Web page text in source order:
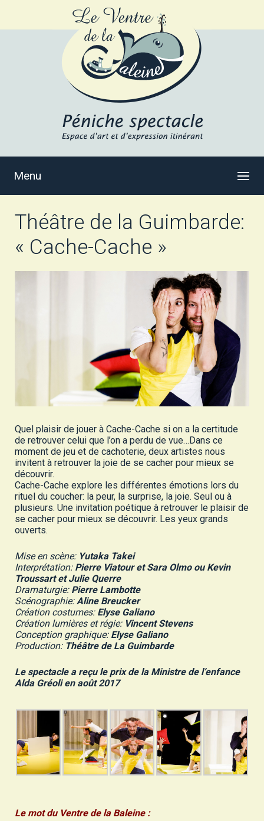
Menu
Théâtre de la Guimbarde:
« Cache-Cache »
Quel plaisir de jouer à Cache-Cache si on a la certitude
de retrouver celui que l’on a perdu de vue…Dans ce
moment de jeu et de cachoterie, deux artistes nous
invitent à retrouver la joie de se cacher pour mieux se
découvrir.
Cache-Cache explore les différentes émotions lors du
rituel du coucher: la peur, la surprise, la joie. Seul ou à
plusieurs. Une invitation poétique à retrouver le plaisir de
se cacher pour mieux se découvrir. Les yeux grands
ouverts.
Mise en scène:Yutaka Takei
Interprétation: Pierre Viatour et Sara Olmo ou Kevin
Troussart et Julie Querre
Dramaturgie: Pierre Lambotte
Scénographie:Aline Breucker
Création costumes: Elyse Galiano
Création lumières et régie: Vincent Stevens
Conception graphique: Elyse Galiano
Production: Théâtre de La Guimbarde
Le spectacle a reçu le prix de la Ministre de l’enfance
Alda Gréoli en août 2017
Le mot du Ventre de la Baleine :